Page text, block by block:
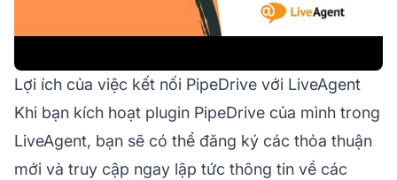
Lợi ích của việc kết nối PipeDrive với LiveAgent
Khi bạn kích hoạt plugin PipeDrive của mình trong
LiveAgent, bạn sẽ có thể đăng ký các thỏa thuận
mới và truy cập ngay lập tức thông tin về các